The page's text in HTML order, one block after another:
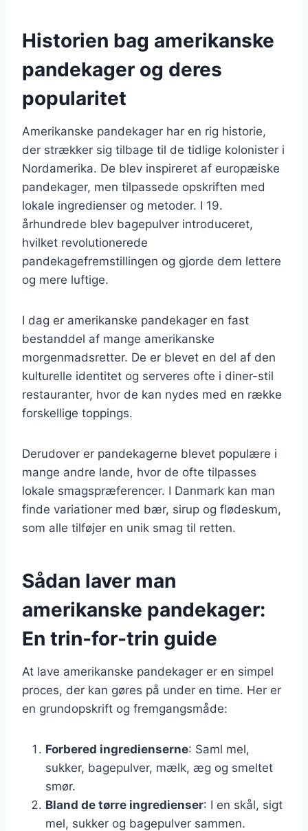
Historien bag amerikanske
pandekager og deres
popularitet
Amerikanske pandekager har en rig historie,
der strækker sig tilbage til de tidlige kolonister i
Nordamerika. De blev inspireret af europæiske
pandekager, men tilpassede opskriften med
lokale ingredienser og metoder. I 19.
århundrede blev bagepulver introduceret,
hvilket revolutionerede
pandekagefremstillingen og gjorde dem lettere
og mere luftige.
I dag er amerikanske pandekager en fast
bestanddel af mange amerikanske
morgenmadsretter. De er blevet en del af den
kulturelle identitet og serveres ofte i diner-stil
restauranter, hvor de kan nydes med en række
forskellige toppings.
Derudover er pandekagerne blevet populære i
mange andre lande, hvor de ofte tilpasses
lokale smagspræferencer. I Danmark kan man
finde variationer med bær, sirup og flødeskum,
som alle tilføjer en unik smag til retten.
Sådan laver man
amerikanske pandekager:
En trin-for-trin guide
At lave amerikanske pandekager er en simpel
proces, der kan gøres på under en time. Her er
en grundopskrift og fremgangsmåde:
Forbered ingredienserne: Saml mel,
sukker, bagepulver, mælk, æg og smeltet
smør.
Bland de tørre ingredienser: I en skål, sigt
mel, sukker og bagepulver sammen.